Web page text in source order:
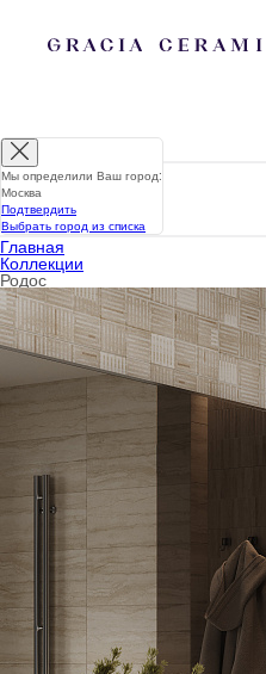
Главная
Коллекции
Родос
Мы определили Ваш город:
Москва
Подтвердить
Выбрать город из списка